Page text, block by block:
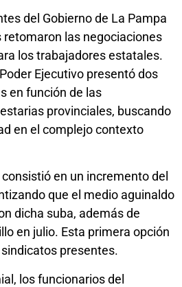
del Gobierno de La Pampa
las negociaciones
los trabajadores estatales.
Ejecutivo presentó dos
en función de las
provinciales, buscando
en el complejo contexto
en un incremento del
que el medio aguinaldo
dicha suba, además de
en julio. Esta primera opción
presentes.
los funcionarios del